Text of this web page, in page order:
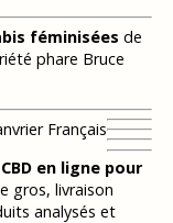
féminisées de
phare Bruce
Français
en ligne pour
gros, livraison
analysés et